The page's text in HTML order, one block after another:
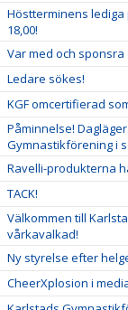
Höstterminens
18,00!
Var med och
Ledare sökes!
KGF omcertifierad
Påminnelse!
Gymnastikförening i
Ravelli-produkterna
TACK!
Välkommen till
vårkavalkad!
Ny styrelse efter
CheerXplosion i